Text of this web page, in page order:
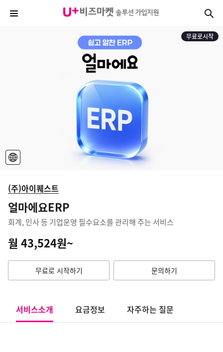
무료로시작
(주)아이퀘스트
얼마에요ERP
회계, 인사 등 기업운영 필수요소를 관리해 주는 서비스
월 43,524원~
무료로 시작하기 문의하기
서비스소개 요금정보 자주하는 질문